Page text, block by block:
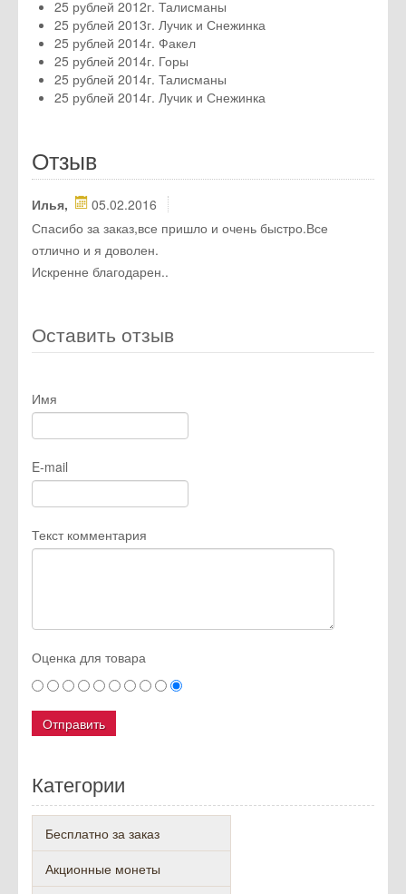
25 рублей 2012г. Талисманы
25 рублей 2013г. Лучик и Снежинка
25 рублей 2014г. Факел
25 рублей 2014г. Горы
25 рублей 2014г. Талисманы
25 рублей 2014г. Лучик и Снежинка
Отзыв
Илья,
05.02.2016
Спасибо за заказ,все пришло и очень быстро.Все
отлично и я доволен.
Искренне благодарен..
Оставить отзыв
Имя
E-mail
Текст комментария
Оценка для товара
Категории
Бесплатно за заказ
Акционные монеты